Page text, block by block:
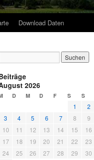
Download Daten
2026
D M D F S S
1
2
3
4 5 6 7 8
9
10
11 12 13 14 15
16
17
18 19 20 21 22
23
24
25 26 27 28 29
30